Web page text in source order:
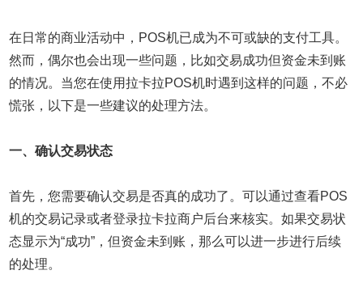
在日常的商业活动中，POS机已成为不可或缺的支付工具。
然而，偶尔也会出现一些问题，比如交易成功但资金未到账
的情况。当您在使用拉卡拉POS机时遇到这样的问题，不必
慌张，以下是一些建议的处理方法。
一、确认交易状态
首先，您需要确认交易是否真的成功了。可以通过查看POS
机的交易记录或者登录拉卡拉商户后台来核实。如果交易状
态显示为“成功”，但资金未到账，那么可以进一步进行后续
的处理。